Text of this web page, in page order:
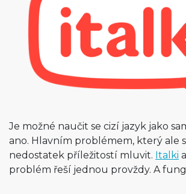
Je možné naučit se cizí jazyk jako
ano. Hlavním problémem, který ale
nedostatek příležitostí mluvit. Italki
problém řeší jednou provždy. A